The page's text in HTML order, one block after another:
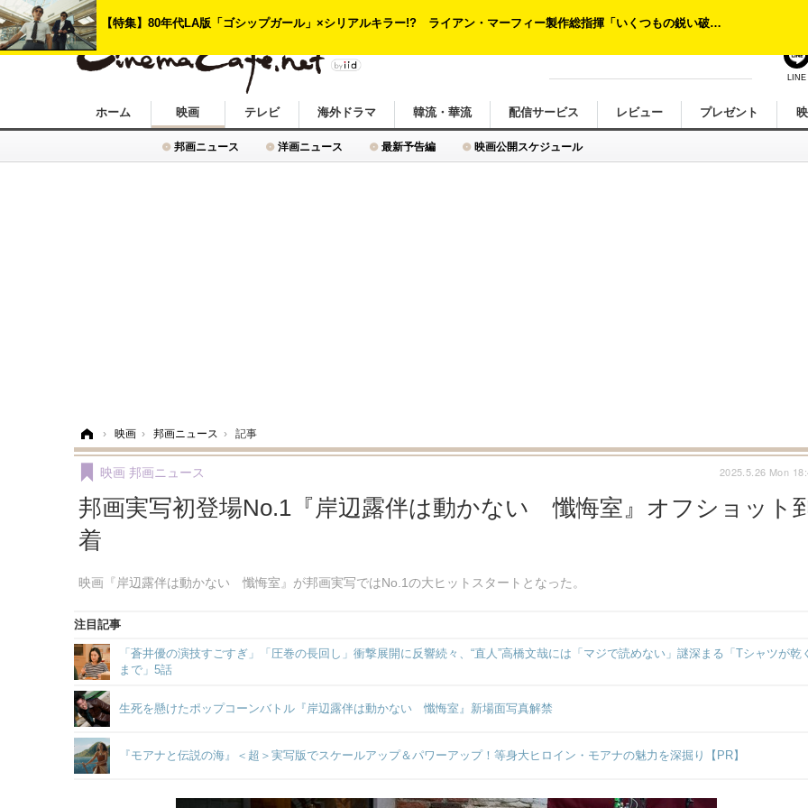
ホーム 映画
邦画ニュース 洋画ニュース 最新予告編 映画公開スケジュール
テレビ 海外ドラマ 韓流・華流 配信サービス レビュー プレゼント
› 映画 › 邦画ニュース › 記事
邦画実写初登場No.1『岸辺露伴は動かない 懺悔室』オフショット
着
映画『岸辺露伴は動かない 懺悔室』が邦画実写ではNo.1の大ヒットスタートとなった。
映画 邦画ニュース 2025.5.26 Mon
注目記事
「蒼井優の演技すごすぎ」「圧巻の長回し」衝撃展開に反響続々、“直人”高橋文哉には「マジで読めない」謎深まる「Tシャツが乾く
まで」5話
生死を懸けたポップコーンバトル『岸辺露伴は動かない 懺悔室』新場面写真解禁
『モアナと伝説の海』＜超＞実写版でスケールアップ＆パワーアップ！等身大ヒロイン・モアナの魅力を深掘り【PR】
LINE
シネマカフェ